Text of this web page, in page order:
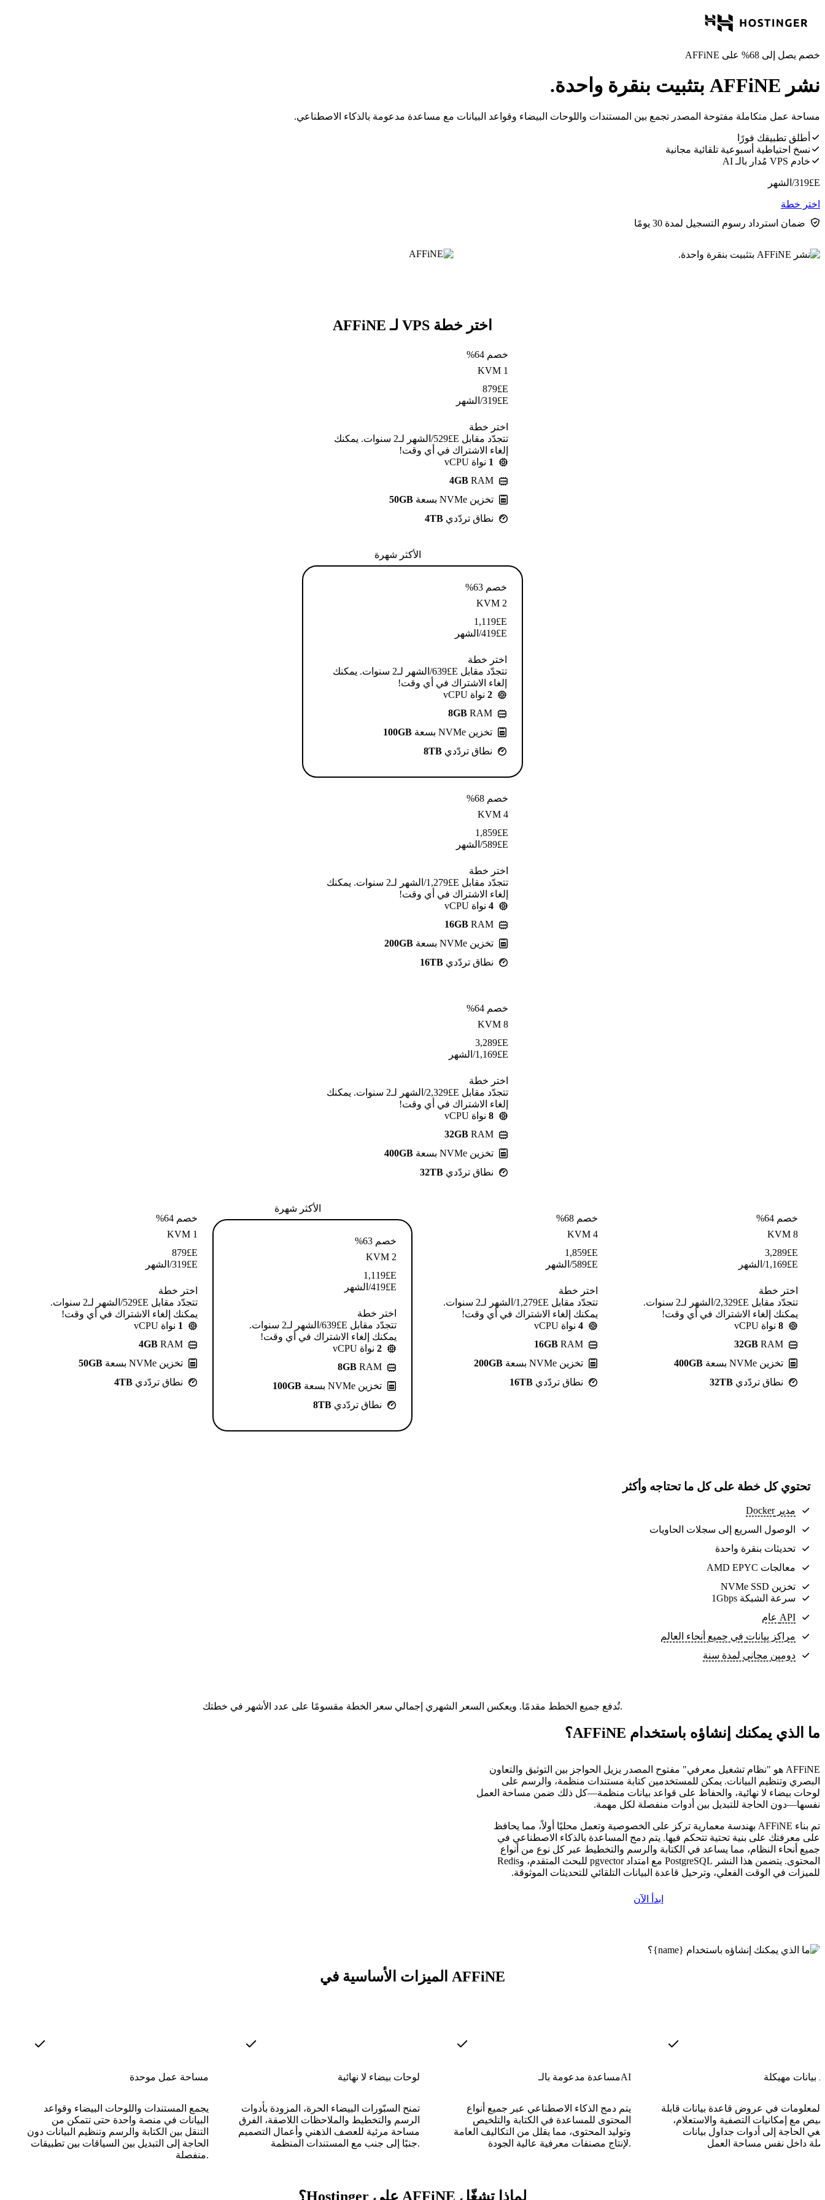
خصم يصل إلى 68% على AFFiNE
نشر AFFiNE بتثبيت بنقرة واحدة.
مساحة عمل متكاملة مفتوحة المصدر تجمع بين المستندات واللوحات البيضاء وقواعد البيانات مع مساعدة مدعومة بالذكاء الاصطناعي.
أطلق تطبيقك فورًا
نسخ احتياطية أسبوعية تلقائية مجانية
خادم VPS مُدار بالـ AI
E£
319/الشهر
اختر خطة
ضمان استرداد رسوم التسجيل لمدة 30 يومًا
اختر خطة VPS لـ AFFiNE
خصم 64%
KVM 1
E£
879
E£
319/الشهر
اختر خطة
تتجدّد مقابل E£⁦529⁩/الشهر لـ2 سنوات. يمكنك
إلغاء الاشتراك في أي وقت!
1 نواة vCPU
4GB RAM
تخزين NVMe بسعة
50GB
نطاق تردّدي 4TB
الأكثر شهرة
خصم 63%
KVM 2
E£
1,119
E£
419/الشهر
اختر خطة
تتجدّد مقابل E£⁦639⁩/الشهر لـ2 سنوات. يمكنك
إلغاء الاشتراك في أي وقت!
2 نواة vCPU
8GB RAM
تخزين NVMe بسعة
100GB
نطاق تردّدي 8TB
خصم 68%
KVM 4
E£
1,859
E£
589/الشهر
اختر خطة
تتجدّد مقابل E£⁦1,279⁩/الشهر لـ2 سنوات. يمكنك
إلغاء الاشتراك في أي وقت!
4 نواة vCPU
16GB RAM
تخزين NVMe بسعة
200GB
نطاق تردّدي 16TB
خصم 64%
KVM 8
E£
3,289
E£
1,169/الشهر
اختر خطة
تتجدّد مقابل E£⁦2,329⁩/الشهر لـ2 سنوات. يمكنك
إلغاء الاشتراك في أي وقت!
8 نواة vCPU
32GB RAM
تخزين NVMe بسعة
400GB
نطاق تردّدي 32TB
خصم 64%
KVM 1
E£
879
E£
319/الشهر
اختر خطة
تتجدّد مقابل E£⁦529⁩/الشهر لـ2 سنوات.
يمكنك إلغاء الاشتراك في أي وقت!
1 نواة vCPU
4GB RAM
تخزين NVMe بسعة
50GB
نطاق تردّدي 4TB
الأكثر شهرة
خصم 63%
KVM 2
E£
1,119
E£
419/الشهر
اختر خطة
تتجدّد مقابل E£⁦639⁩/الشهر لـ2 سنوات.
يمكنك إلغاء الاشتراك في أي وقت!
2 نواة vCPU
8GB RAM
تخزين NVMe بسعة
100GB
نطاق تردّدي 8TB
خصم 68%
KVM 4
E£
1,859
E£
589/الشهر
اختر خطة
تتجدّد مقابل E£⁦1,279⁩/الشهر لـ2 سنوات.
يمكنك إلغاء الاشتراك في أي وقت!
4 نواة vCPU
16GB RAM
تخزين NVMe بسعة
200GB
نطاق تردّدي 16TB
خصم 64%
KVM 8
E£
3,289
E£
1,169/الشهر
اختر خطة
تتجدّد مقابل E£⁦2,329⁩/الشهر لـ2 سنوات.
يمكنك إلغاء الاشتراك في أي وقت!
8 نواة vCPU
32GB RAM
تخزين NVMe بسعة
400GB
نطاق تردّدي 32TB
تحتوي كل خطة على كل ما تحتاجه وأكثر
مدير Docker
الوصول السريع إلى سجلات الحاويات
تحديثات بنقرة واحدة
معالجات AMD EPYC
تخزين NVMe SSD
سرعة الشبكة 1Gbps
API عام
مراكز بيانات في جميع أنحاء العالم
دومين مجاني لمدة سنة
تُدفع جميع الخطط مقدمًا. ويعكس السعر الشهري إجمالي سعر الخطة مقسومًا على عدد الأشهر في خطتك.
ما الذي يمكنك إنشاؤه باستخدام AFFiNE؟
AFFiNE هو "نظام تشغيل معرفي" مفتوح المصدر يزيل الحواجز بين التوثيق والتعاون
البصري وتنظيم البيانات. يمكن للمستخدمين كتابة مستندات منظمة، والرسم على
لوحات بيضاء لا نهائية، والحفاظ على قواعد بيانات منظمة—كل ذلك ضمن مساحة العمل
نفسها—دون الحاجة للتبديل بين أدوات منفصلة لكل مهمة.
تم بناء AFFiNE بهندسة معمارية تركز على الخصوصية وتعمل محليًا أولاً، مما يحافظ
على معرفتك على بنية تحتية تتحكم فيها. يتم دمج المساعدة بالذكاء الاصطناعي في
جميع أنحاء النظام، مما يساعد في الكتابة والرسم والتخطيط عبر كل نوع من أنواع
المحتوى. يتضمن هذا النشر PostgreSQL مع امتداد pgvector للبحث المتقدم، وRedis
للميزات في الوقت الفعلي، وترحيل قاعدة البيانات التلقائي للتحديثات الموثوقة.
ابدأ الآن
الميزات الأساسية في AFFiNE
مساحة عمل موحدة
يجمع المستندات واللوحات البيضاء وقواعد
البيانات في منصة واحدة حتى تتمكن من
التنقل بين الكتابة والرسم وتنظيم البيانات دون
الحاجة إلى التبديل بين السياقات بين تطبيقات
منفصلة.
لوحات بيضاء لا نهائية
تمنح السبّورات البيضاء الحرة، المزودة بأدوات
الرسم والتخطيط والملاحظات اللاصقة، الفرق
مساحة مرئية للعصف الذهني وأعمال التصميم
جنبًا إلى جنب مع المستندات المنظمة.
مساعدة مدعومة بالـAI
يتم دمج الذكاء الاصطناعي عبر جميع أنواع
المحتوى للمساعدة في الكتابة والتلخيص
وتوليد المحتوى، مما يقلل من التكاليف العامة
لإنتاج مصنفات معرفية عالية الجودة.
بيانات مهيكلة
في عروض قاعدة بيانات قابلة
مع إمكانيات التصفية والاستعلام،
الحاجة إلى أدوات جداول بيانات
لماذا تشغّل AFFiNE على Hostinger؟